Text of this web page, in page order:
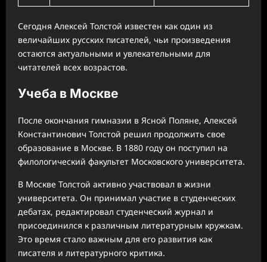
Сегодня Алексей Толстой известен как один из
величайших русских писателей, чьи произведения
остаются актуальными и увлекательными для
читателей всех возрастов.
Учеба в Москве
После окончания гимназии в Ясной Поляне, Алексей
Константинович Толстой решил продолжить свое
образование в Москве. В 1880 году он поступил на
филологический факультет Московского университета.
В Москве Толстой активно участвовал в жизни
университета. Он принимал участие в студенческих
дебатах, редактировал студенческий журнал и
присоединился к различным литературным кружкам.
Это время стало важным для его развития как
писателя и литературного критика.